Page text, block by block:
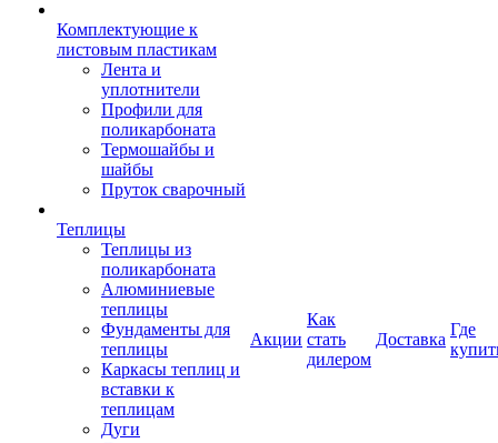
Комплектующие к
листовым пластикам
Лента и
уплотнители
Профили для
поликарбоната
Термошайбы и
шайбы
Пруток сварочный
Теплицы
Теплицы из
поликарбоната
Алюминиевые
теплицы
Фундаменты для
теплицы
Каркасы теплиц и
вставки к
теплицам
Дуги
Акции
Как
стать
дилером
Доставка
Где